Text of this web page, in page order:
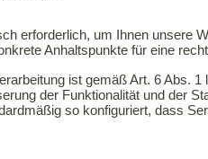
erforderlich, um Ihnen unsere
Anhaltspunkte für eine
ist gemäß Art. 6 Abs.
der Funktionalität und der
so konfiguriert, dass